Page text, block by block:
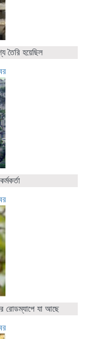
তৈরি হয়েছিল
রোডম্যাপে যা আছে